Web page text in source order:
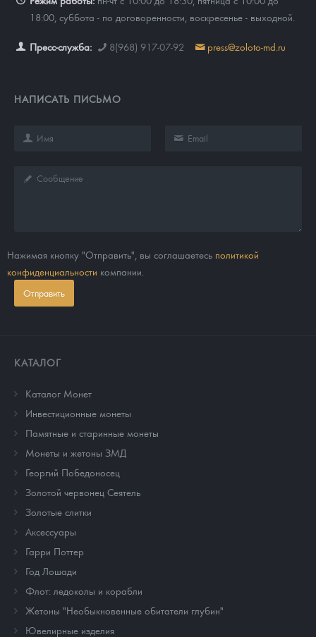
18:00, суббота - по договоренности, воскресенье - выходной.
Пресс-служба: 8(968) 917-07-92 press@zoloto-md.ru
НАПИСАТЬ ПИСЬМО
Нажимая кнопку "Отправить", вы соглашаетесь политикой
конфиденциальности компании.
Отправить
КАТАЛОГ
Каталог Монет
Инвестиционные монеты
Памятные и старинные монеты
Монеты и жетоны ЗМД
Георгий Победоносец
Золотой червонец Сеятель
Золотые слитки
Аксессуары
Гарри Поттер
Год Лошади
Флот: ледоколы и корабли
Жетоны "Необыкновенные обитатели глубин"
Ювелирные изделия